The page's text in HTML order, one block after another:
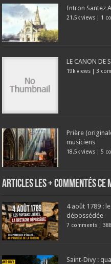
Intron Santez
21.5k views | 1
LE CANON DE
19k views | 3
Prière
musiciens
18.5k views |5
Articles les + commentés ce
4 août 1789 :
dépossédée
7 comments |
Saint-Divy :